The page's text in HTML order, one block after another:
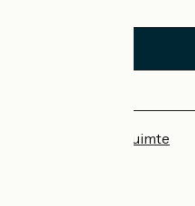
Professionele ruimte